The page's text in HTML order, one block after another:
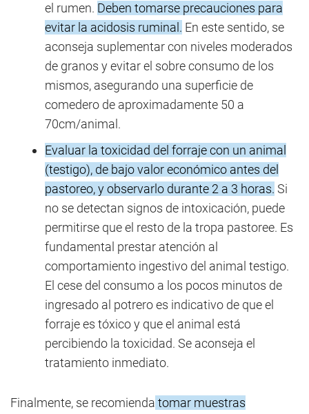
el rumen. Deben tomarse precauciones para
evitar la acidosis ruminal. En este sentido, se
aconseja suplementar con niveles moderados
de granos y evitar el sobre consumo de los
mismos, asegurando una superficie de
comedero de aproximadamente 50 a
70cm/animal.
Evaluar la toxicidad del forraje con un animal
(testigo), de bajo valor económico antes del
pastoreo, y observarlo durante 2 a 3 horas. Si
no se detectan signos de intoxicación, puede
permitirse que el resto de la tropa pastoree. Es
fundamental prestar atención al
comportamiento ingestivo del animal testigo.
El cese del consumo a los pocos minutos de
ingresado al potrero es indicativo de que el
forraje es tóxico y que el animal está
percibiendo la toxicidad. Se aconseja el
tratamiento inmediato.
Finalmente, se recomienda tomar muestras